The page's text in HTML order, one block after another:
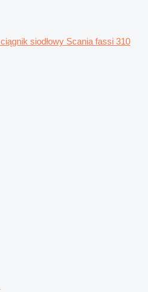
ciągnik siodłowy Scania fassi 310